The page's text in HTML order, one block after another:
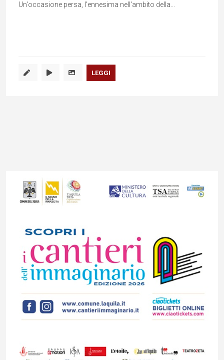
Un'occasione persa, l'ennesima nell'ambito della...
LEGGI